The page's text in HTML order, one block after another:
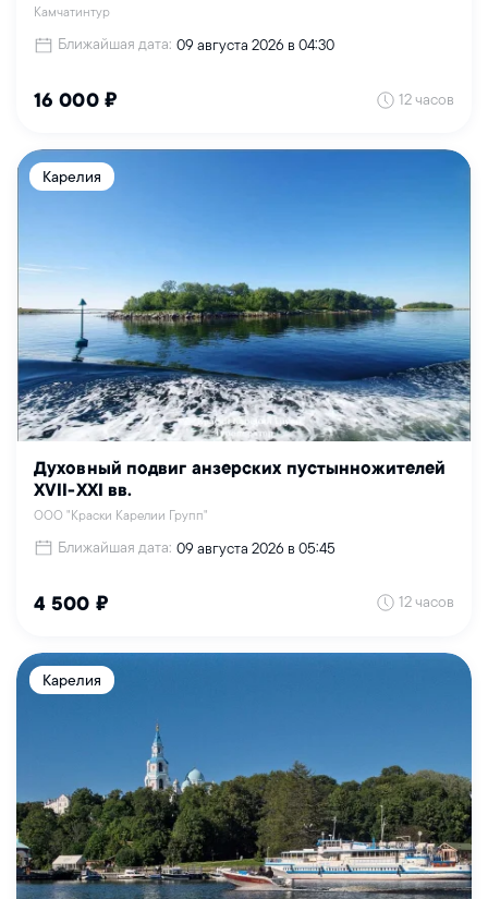
Камчатинтур
Ближайшая дата: 09 августа 2026 в 04:30
16 000 ₽ 12 часов
Карелия
Духовный подвиг анзерских пустынножителей
XVII-XXI вв.
ООО "Краски Карелии Групп"
Ближайшая дата: 09 августа 2026 в 05:45
4 500 ₽ 12 часов
Карелия